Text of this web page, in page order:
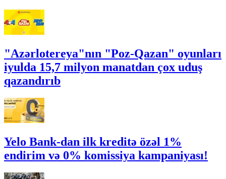
"Azərlotereya"nın "Poz-Qazan" oyunları
iyulda 15,7 milyon manatdan çox uduş
qazandırıb
Yelo Bank-dan ilk kreditə özəl 1%
endirim və 0% komissiya kampaniyası!